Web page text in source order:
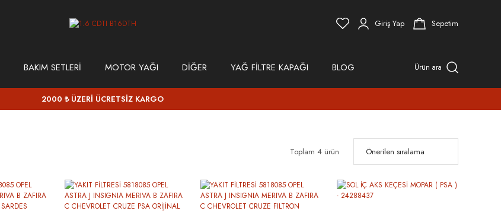
Giriş Yap Sepetim
BAKIM SETLERİ MOTOR YAĞI DİĞER YAĞ FİLTRE KAPAĞI BLOG Ürün ara
2000 ₺ ÜZERİ ÜCRETSİZ KARGO
Toplam 4 ürün